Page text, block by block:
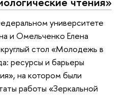
университете
и Омельченко Елена
стол «Молодежь в
ресурсы и барьеры
на котором были
работы «Зеркальной